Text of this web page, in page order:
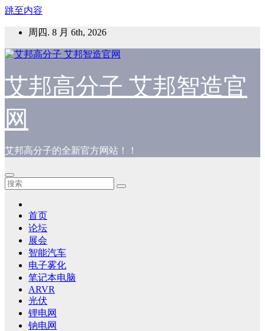
跳至内容
周四. 8 月 6th, 2026
艾邦高分子 艾邦智造官
网
艾邦高分子的全新官方网站！！
首页
论坛
展会
智能汽车
电子雾化
笔记本电脑
ARVR
光伏
锂电网
钠电网